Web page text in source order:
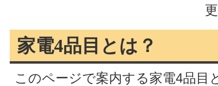
家電4品目とは？
このページで案内する家電4品目